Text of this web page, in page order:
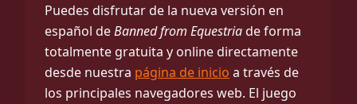
Puedes disfrutar de la nueva versión en
español deBanned from Equestriade forma
totalmente gratuita y online directamente
desde nuestra página de inicio a través de
los principales navegadores web. El juego